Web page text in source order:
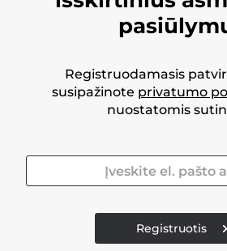
Registruodamasis
susipažinote privatumo
nuostatomis
Registruotis